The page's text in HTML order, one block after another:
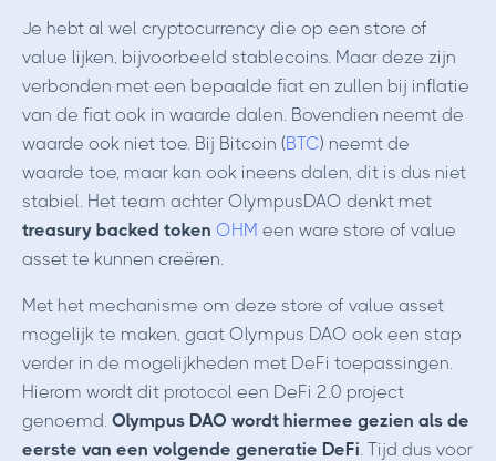
Je hebt al wel cryptocurrency die op een store of
value lijken, bijvoorbeeld stablecoins. Maar deze zijn
verbonden met een bepaalde fiat en zullen bij inflatie
van de fiat ook in waarde dalen. Bovendien neemt de
waarde ook niet toe. Bij Bitcoin (BTC) neemt de
waarde toe, maar kan ook ineens dalen, dit is dus niet
stabiel. Het team achter OlympusDAO denkt met
treasury backed token OHM een ware store of value
asset te kunnen creëren.
Met het mechanisme om deze store of value asset
mogelijk te maken, gaat Olympus DAO ook een stap
verder in de mogelijkheden met DeFi toepassingen.
Hierom wordt dit protocol een DeFi 2.0 project
genoemd. Olympus DAO wordt hiermee gezien als de
eerste van een volgende generatie DeFi. Tijd dus voor